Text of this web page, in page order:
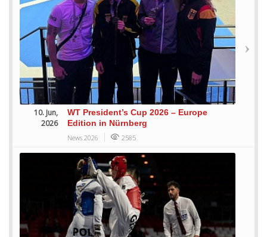
10. Jun,
2026
WT President’s Cup 2026 – Europe
Edition in Nürnberg
News 2026 2585